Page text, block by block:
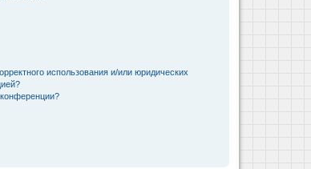
использования и/или юридических